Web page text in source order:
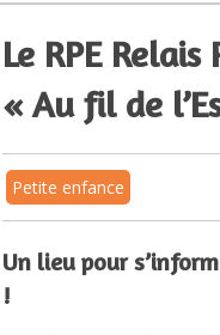
Le RPE Relais
« Au fil de
Petite enfance
Un lieu pour
!